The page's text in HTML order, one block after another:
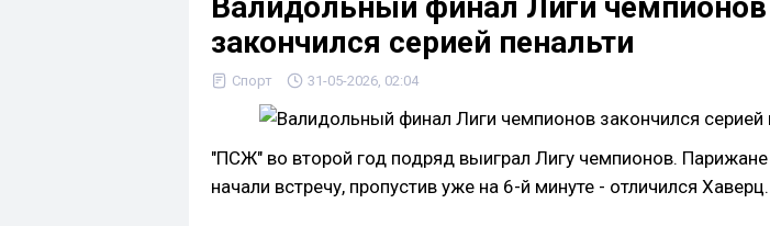
закончился серией пенальти
Спорт 31-05-2026, 02:04
"ПСЖ" во второй год подряд выиграл Лигу чемпионов.
начали встречу, пропустив уже на 6-й минуте - отличился Хаверц.